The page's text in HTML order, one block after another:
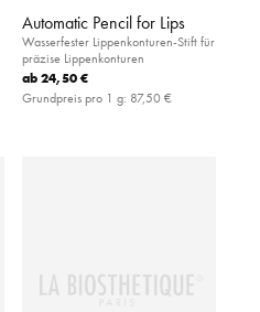
Automatic Pencil for Lips
Wasserfester Lippenkonturen-Stift für
präzise Lippenkonturen
ab24,50 €
Grundpreis pro 1 g: 87,50 €